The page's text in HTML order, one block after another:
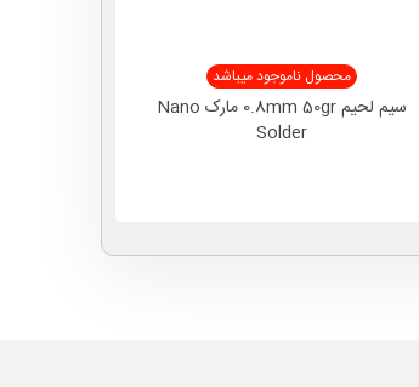
محصول ناموجود میباشد
سیم لحیم 0.8mm 50gr مارک Nano
Solder